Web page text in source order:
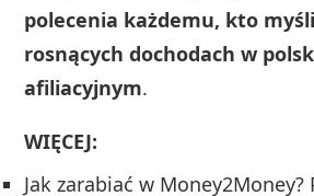
polecenia każdemu, kto
rosnących dochodach w
afiliacyjnym.
WIĘCEJ:
Jak zarabiać w